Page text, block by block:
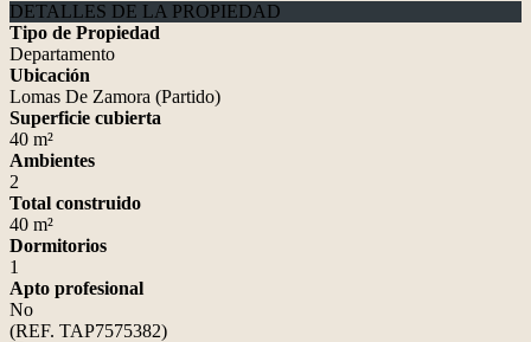
DETALLES DE LA PROPIEDAD
Tipo de Propiedad
Departamento
Ubicación
Lomas De Zamora (Partido)
Superficie cubierta
40 m²
Ambientes
2
Total construido
40 m²
Dormitorios
1
Apto profesional
No
(REF. TAP7575382)